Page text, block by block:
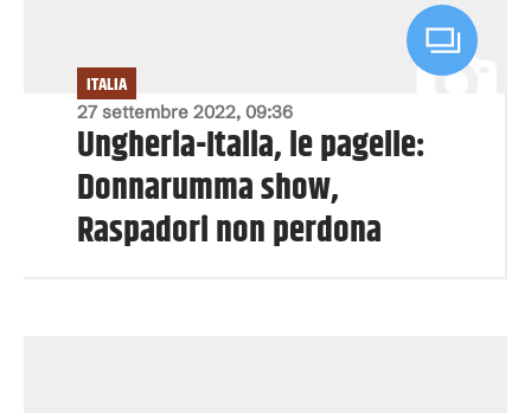
27 settembre 2022, 09:36
ITALIA
Ungheria-Italia, le pagelle:
Donnarumma show,
Raspadori non perdona